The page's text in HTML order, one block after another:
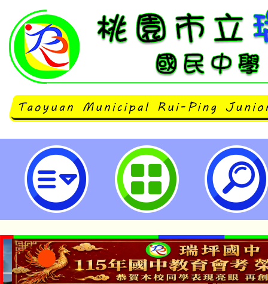
轉知清華高中辦理「特色文清營」
坪國民中學